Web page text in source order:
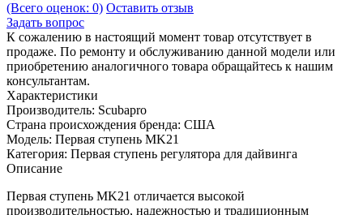
(Всего оценок: 0) Оставить отзыв
Задать вопрос
К сожалению в настоящий момент товар отсутствует в
продаже. По ремонту и обслуживанию данной модели или
приобретению аналогичного товара обращайтесь к нашим
консультантам.
Характеристики
Производитель: Scubapro
Страна происхождения бренда: США
Модель: Первая ступень MK21
Категория: Первая ступень регулятора для дайвинга
Описание
Первая ступень MK21 отличается высокой
производительностью, надежностью и традиционным